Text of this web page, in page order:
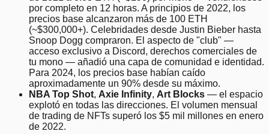
por completo en 12 horas. A principios de 2022, los
precios base alcanzaron más de 100 ETH
(~$300,000+). Celebridades desde Justin Bieber hasta
Snoop Dogg compraron. El aspecto de "club" —
acceso exclusivo a Discord, derechos comerciales de
tu mono — añadió una capa de comunidad e identidad.
Para 2024, los precios base habían caído
aproximadamente un 90% desde su máximo.
NBA Top Shot, Axie Infinity, Art Blocks — el espacio
explotó en todas las direcciones. El volumen mensual
de trading de NFTs superó los $5 mil millones en enero
de 2022.